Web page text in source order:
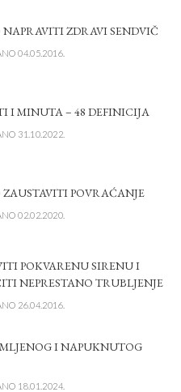
NAPRAVITI ZDRAVI SENDVIČ
04.05.2016.
I MINUTA – 48 DEFINICIJA
31.10.2022.
ZAUSTAVITI POVRAĆANJE
02.02.2020.
POKVARENU SIRENU I
NEPRESTANO TRUBLJENJE
26.04.2016.
I NAPUKNUTOG
18.01.2024.